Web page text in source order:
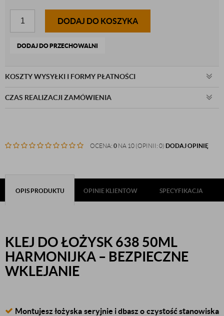
DODAJ DO KOSZYKA
DODAJ DO PRZECHOWALNI
KOSZTY WYSYŁKI I FORMY PŁATNOŚCI
CZAS REALIZACJI ZAMÓWIENIA
OCENA: 0 NA 10 (OPINII: 0) DODAJ OPINIĘ
OPIS PRODUKTU OPINIE KLIENTÓW SPECYFIKACJA
KLEJ DO ŁOŻYSK 638 50ML
HARMONIJKA – BEZPIECZNE
WKLEJANIE
Montujesz łożyska seryjnie i dbasz o czystość stanowiska